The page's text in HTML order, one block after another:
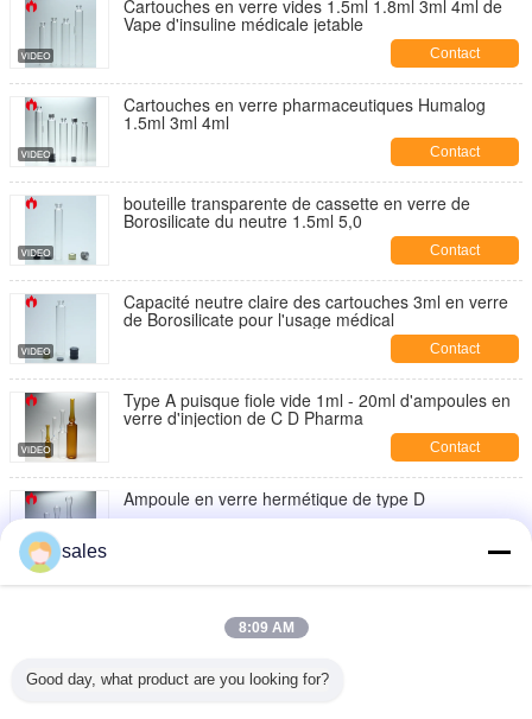
Cartouches en verre vides 1.5ml 1.8ml 3ml 4ml de
Vape d'insuline médicale jetable
Contact
Cartouches en verre pharmaceutiques Humalog
1.5ml 3ml 4ml
Contact
bouteille transparente de cassette en verre de
Borosilicate du neutre 1.5ml 5,0
Contact
Capacité neutre claire des cartouches 3ml en verre
de Borosilicate pour l'usage médical
Contact
Type A puisque fiole vide 1ml - 20ml d'ampoules en
verre d'injection de C D Pharma
Contact
Ampoule en verre hermétique de type D
d'injection d'Amber Medical 1ml
1ml dégagent l'ampoule du cosmétique PETG ou du
sales
8:09 AM
Good day, what product are you looking for?